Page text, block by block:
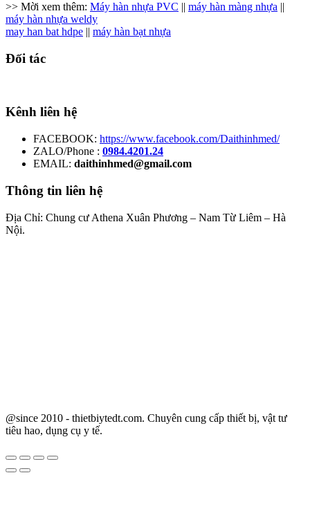
>> Mời xem thêm: Máy hàn nhựa PVC || máy hàn màng nhựa ||
máy hàn nhựa weldy
may han bat hdpe || máy hàn bạt nhựa
Đối tác
Kênh liên hệ
FACEBOOK: https://www.facebook.com/Daithinhmed/
ZALO/Phone : 0984.4201.24
EMAIL: daithinhmed@gmail.com
Thông tin liên hệ
Địa Chỉ: Chung cư Athena Xuân Phương – Nam Từ Liêm – Hà
Nội.
@since 2010 - thietbiytedt.com. Chuyên cung cấp thiết bị, vật tư
tiêu hao, dụng cụ y tế.